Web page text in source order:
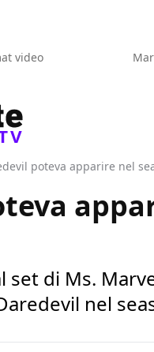
video
poteva apparire nel
set di Ms.
nel